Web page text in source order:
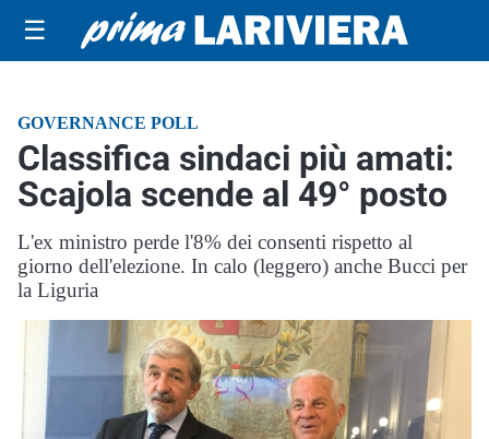
☰
GOVERNANCE POLL
Classifica sindaci più amati:
Scajola scende al 49° posto
L'ex ministro perde l'8% dei consenti rispetto al
giorno dell'elezione. In calo (leggero) anche Bucci per
la Liguria